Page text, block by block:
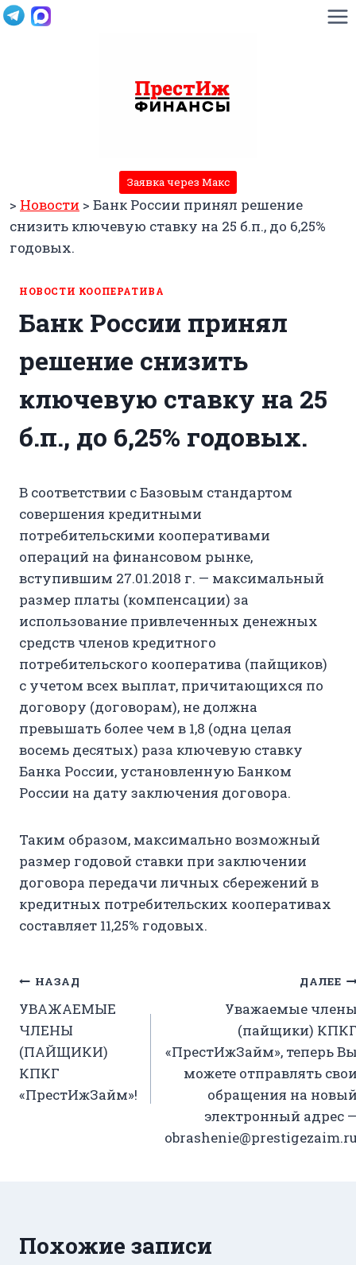
Перейти
Заявка через Макс
> Новости > Банк России принял решение
снизить ключевую ставку на 25 б.п., до 6,25%
годовых.
НОВОСТИ КООПЕРАТИВА
Банк России принял
решение снизить
ключевую ставку на 25
б.п., до 6,25% годовых.
В соответствии с Базовым стандартом
совершения кредитными
потребительскими кооперативами
операций на финансовом рынке,
вступившим 27.01.2018 г. — максимальный
размер платы (компенсации) за
использование привлеченных денежных
средств членов кредитного
потребительского кооператива (пайщиков)
с учетом всех выплат, причитающихся по
договору (договорам), не должна
превышать более чем в 1,8 (одна целая
восемь десятых) раза ключевую ставку
Банка России, установленную Банком
России на дату заключения договора.
Таким образом, максимально возможный
размер годовой ставки при заключении
договора передачи личных сбережений в
кредитных потребительских кооперативах
составляет 11,25% годовых.
Навигация
по
записям
НАЗАД
УВАЖАЕМЫЕ
ЧЛЕНЫ
(ПАЙЩИКИ)
КПКГ
«ПрестИжЗайм»!
ДАЛЕЕ
Уважаемые
(пайщики)
«ПрестИжЗайм», теперь
можете отправлять
обращения на
электронный адрес
Похожие записи